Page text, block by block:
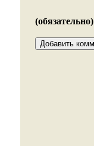
(обязательно)